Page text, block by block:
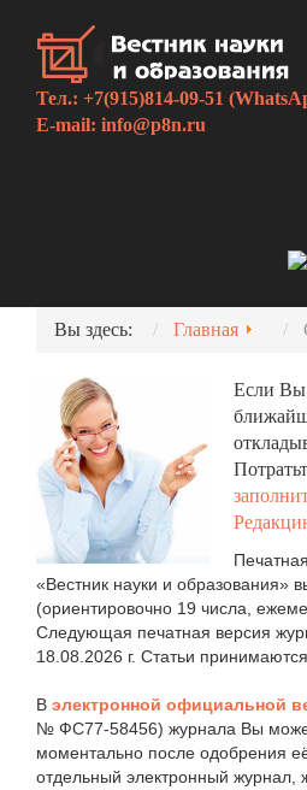
Тел.: +7(915)814-09-51
E-mail: info@p8n.ru
Вы здесь: Главная
Если Вы
«Вестник науки и образования»
(ориентировочно 19 числа,
Следующая печатная версия
18.08.2026 г. Статьи
В электронной официальной
№ ФС77-58456) журнала Вы
моментально после одобрения
отдельный электронный журнал,